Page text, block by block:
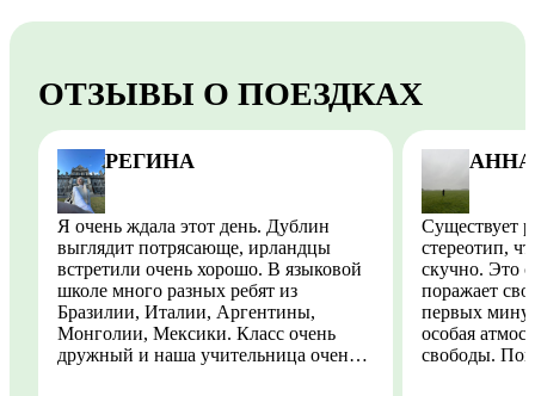
ОТЗЫВЫ О ПОЕЗДКАХ
РЕГИНА
Я очень ждала этот день. Дублин
выглядит потрясающе, ирландцы
встретили очень хорошо. В языковой
школе много разных ребят из
Бразилии, Италии, Аргентины,
Монголии, Мексики. Класс очень
дружный и наша учительница очень
АННА
Существует
стереотип,
скучно. Это
поражает
первых
особая
свободы.